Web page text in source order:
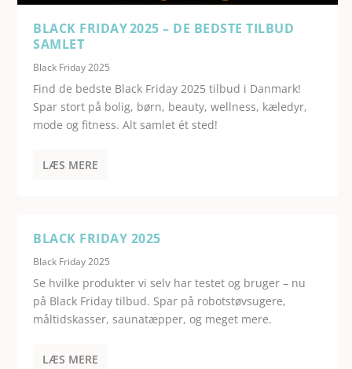
BLACK FRIDAY 2025 – DE BEDSTE TILBUD
SAMLET
Black Friday 2025
Find de bedste Black Friday 2025 tilbud i Danmark!
Spar stort på bolig, børn, beauty, wellness, kæledyr,
mode og fitness. Alt samlet ét sted!
LÆS MERE
BLACK FRIDAY 2025
Black Friday 2025
Se hvilke produkter vi selv har testet og bruger – nu
på Black Friday tilbud. Spar på robotstøvsugere,
måltidskasser, saunatæpper, og meget mere.
LÆS MERE